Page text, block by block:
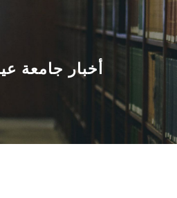
أخبار